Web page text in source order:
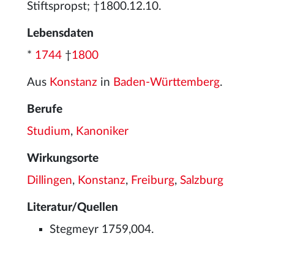
Stiftspropst; †1800.12.10.
Lebensdaten
* 1744 †1800
Aus Konstanz in Baden-Württemberg.
Berufe
Studium, Kanoniker
Wirkungsorte
Dillingen, Konstanz, Freiburg, Salzburg
Literatur/Quellen
Stegmeyr 1759,004.